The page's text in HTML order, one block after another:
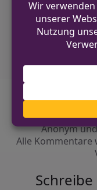
Anonym
Alle Kommentare